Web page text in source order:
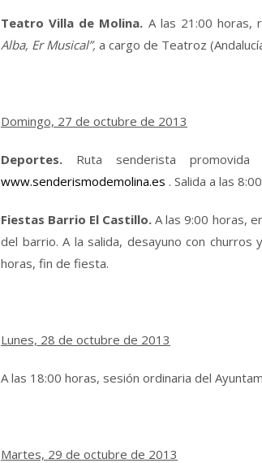
Teatro Villa de Molina. A las 21:00 horas,
Alba, Er Musical”, a cargo de Teatroz
Domingo, 27 de octubre de 2013
Deportes. Ruta senderista
www.senderismodemolina.es . Salida a las
Fiestas Barrio El Castillo.A las 9:00 horas,
del barrio. A la salida, desayuno con churros
horas, fin de fiesta.
Lunes, 28 de octubre de 2013
A las 18:00 horas, sesión ordinaria del
Martes, 29 de octubre de 2013